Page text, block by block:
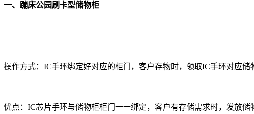
一、蹦床公园刷卡型储物柜
操作方式：IC手环绑定好对应的柜门，客户存物时，领取IC手环对应
优点：IC芯片手环与储物柜柜门一一绑定，客户有存储需求时，发放